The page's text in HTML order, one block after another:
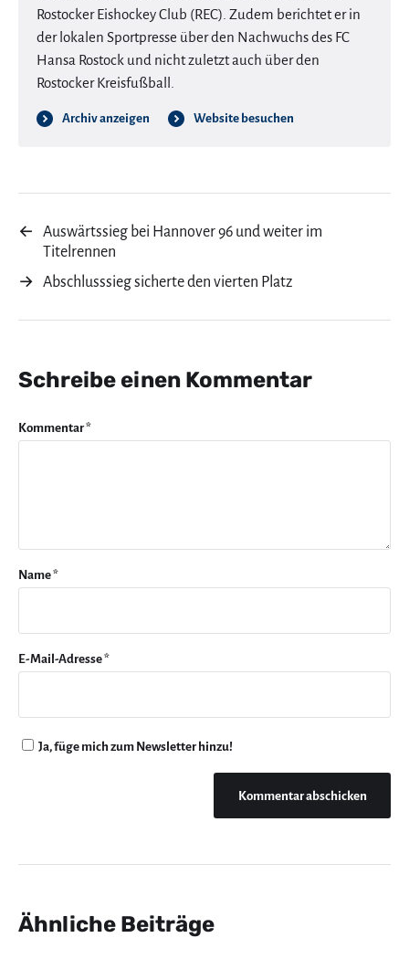
Rostocker Eishockey Club (REC). Zudem berichtet er in
der lokalen Sportpresse über den Nachwuchs des FC
Hansa Rostock und nicht zuletzt auch über den
Rostocker Kreisfußball.
Archiv anzeigen Website besuchen
←
Auswärtssieg bei Hannover 96 und weiter im
Titelrennen
→
Abschlusssieg sicherte den vierten Platz
Schreibe einen Kommentar
Kommentar*
Name*
E-Mail-Adresse*
Ja, füge mich zum Newsletter hinzu!
Ähnliche Beiträge